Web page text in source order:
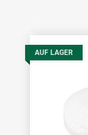
AUF LAGER